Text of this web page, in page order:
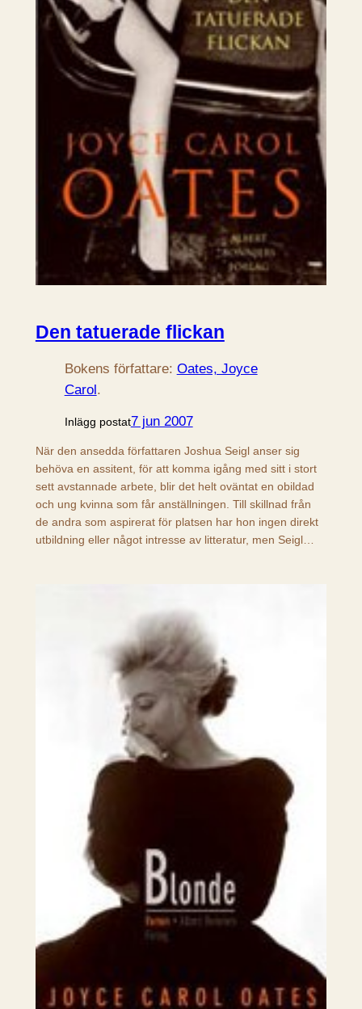
Den tatuerade flickan
Bokens författare: Oates, Joyce
Carol .
Inlägg postat7 jun 2007
När den ansedda författaren Joshua Seigl anser sig
behöva en assitent, för att komma igång med sitt i stort
sett avstannade arbete, blir det helt oväntat en obildad
och ung kvinna som får anställningen. Till skillnad från
de andra som aspirerat för platsen har hon ingen direkt
utbildning eller något intresse av litteratur, men Seigl…